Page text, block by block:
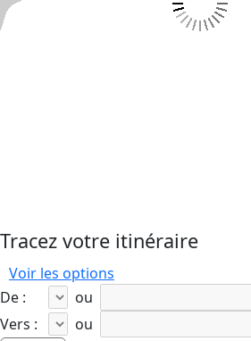
Tracez votre itinéraire
Voir les options
De :
ou
Vers :
ou